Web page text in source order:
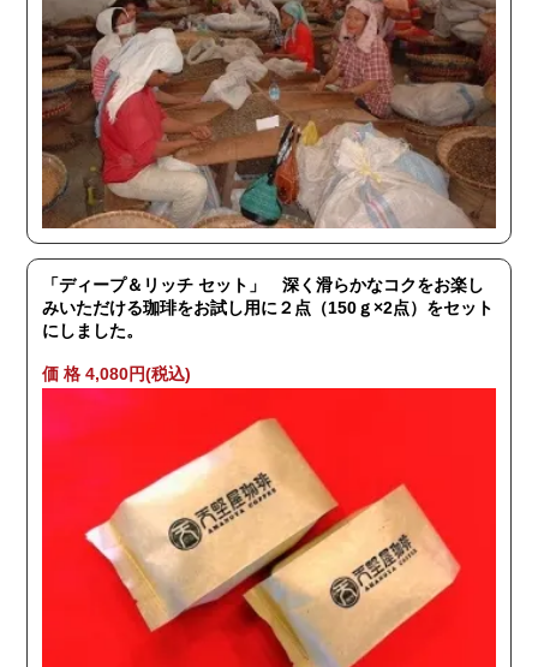
「ディープ＆リッチ セット」 深く滑らかなコクをお楽し
みいただける珈琲をお試し用に２点（150ｇ×2点）をセット
にしました。
価 格 4,080円(税込)